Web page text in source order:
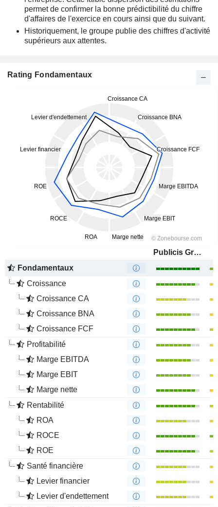
permet de confirmer la bonne prédictibilité du chiffre
d'affaires de l'exercice en cours ainsi que du suivant.
Historiquement, le groupe publie des chiffres d'activité
supérieurs aux attentes.
Rating Fondamentaux
Publicis Groupe S.A.
Fondamentaux
Croissance
Croissance CA
Croissance BNA
Croissance FCF
Profitabilité
Marge EBITDA
Marge EBIT
Marge nette
Rentabilité
ROA
ROCE
ROE
Santé financière
Levier financier
Levier d'endettement